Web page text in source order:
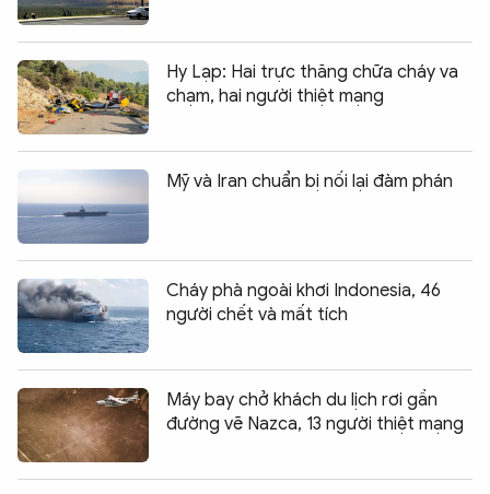
Hy Lạp: Hai trực thăng chữa cháy va
chạm, hai người thiệt mạng
Mỹ và Iran chuẩn bị nối lại đàm phán
Cháy phà ngoài khơi Indonesia, 46
người chết và mất tích
Máy bay chở khách du lịch rơi gần
đường vẽ Nazca, 13 người thiệt mạng